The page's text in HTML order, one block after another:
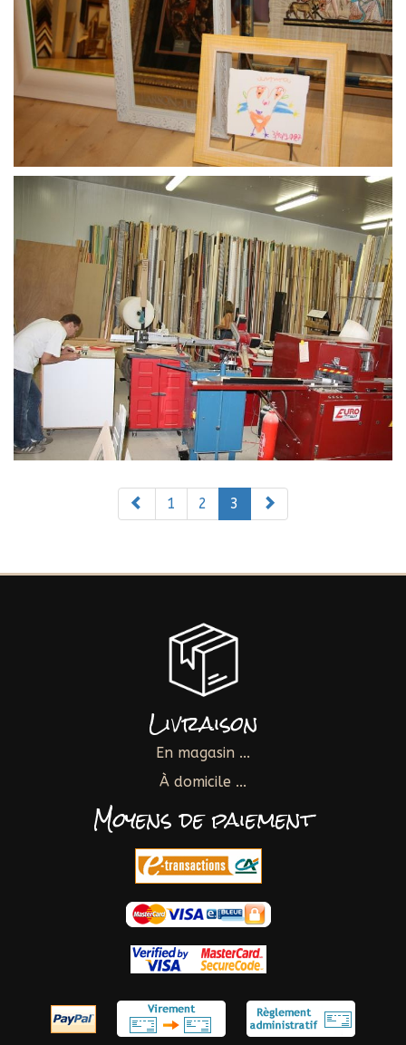
1 2 3
Livraison
En magasin ...
À domicile ...
Moyens de paiement